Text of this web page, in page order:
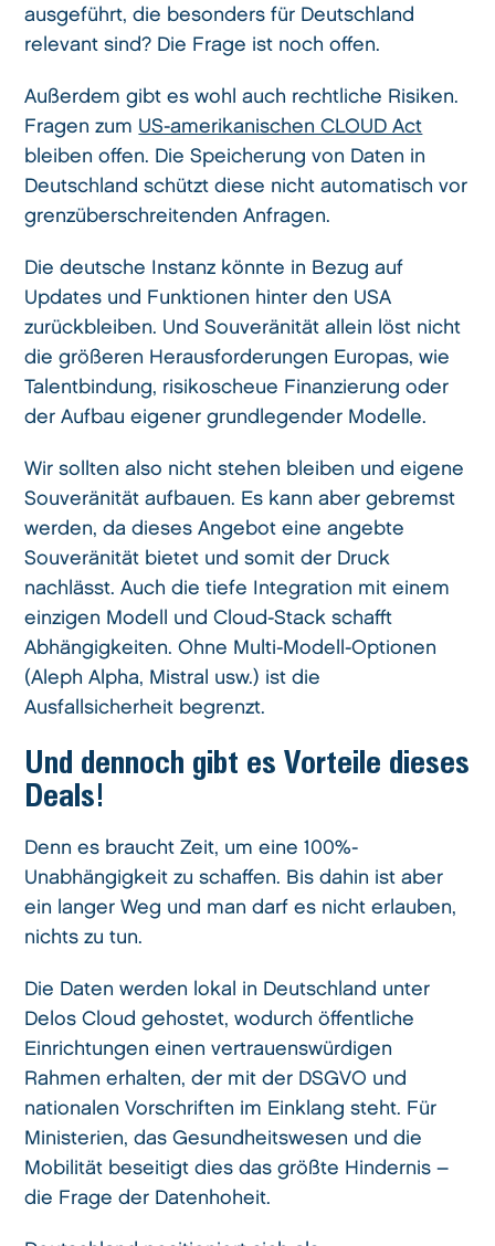
ausgeführt, die besonders für Deutschland
relevant sind? Die Frage ist noch offen.
Außerdem gibt es wohl auch rechtliche Risiken.
Fragen zum US-amerikanischen CLOUD Act
bleiben offen. Die Speicherung von Daten in
Deutschland schützt diese nicht automatisch vor
grenzüberschreitenden Anfragen.
Die deutsche Instanz könnte in Bezug auf
Updates und Funktionen hinter den USA
zurückbleiben. Und Souveränität allein löst nicht
die größeren Herausforderungen Europas, wie
Talentbindung, risikoscheue Finanzierung oder
der Aufbau eigener grundlegender Modelle.
Wir sollten also nicht stehen bleiben und eigene
Souveränität aufbauen. Es kann aber gebremst
werden, da dieses Angebot eine angebte
Souveränität bietet und somit der Druck
nachlässt. Auch die tiefe Integration mit einem
einzigen Modell und Cloud-Stack schafft
Abhängigkeiten. Ohne Multi-Modell-Optionen
(Aleph Alpha, Mistral usw.) ist die
Ausfallsicherheit begrenzt.
Und dennoch gibt es Vorteile dieses
Deals!
Denn es braucht Zeit, um eine 100%-
Unabhängigkeit zu schaffen. Bis dahin ist aber
ein langer Weg und man darf es nicht erlauben,
nichts zu tun.
Die Daten werden lokal in Deutschland unter
Delos Cloud gehostet, wodurch öffentliche
Einrichtungen einen vertrauenswürdigen
Rahmen erhalten, der mit der DSGVO und
nationalen Vorschriften im Einklang steht. Für
Ministerien, das Gesundheitswesen und die
Mobilität beseitigt dies das größte Hindernis –
die Frage der Datenhoheit.